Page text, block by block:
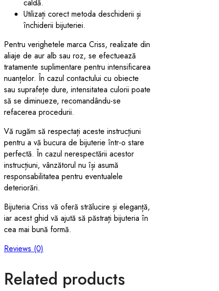
caldă.
Utilizați corect metoda deschiderii și
închiderii bijuteriei.
Pentru verighetele marca Criss, realizate din
aliaje de aur alb sau roz, se efectuează
tratamente suplimentare pentru intensificarea
nuanțelor. În cazul contactului cu obiecte
sau suprafețe dure, intensitatea culorii poate
să se diminueze, recomandându-se
refacerea procedurii.
Vă rugăm să respectați aceste instrucțiuni
pentru a vă bucura de bijuterie într-o stare
perfectă. În cazul nerespectării acestor
instrucțiuni, vânzătorul nu își asumă
responsabilitatea pentru eventualele
deteriorări.
Bijuteria Criss vă oferă strălucire și eleganță,
iar acest ghid vă ajută să păstrați bijuteria în
cea mai bună formă.
Reviews (0)
Related products